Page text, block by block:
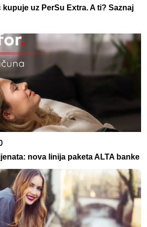
kupuje uz PerSu Extra. A ti? Saznaj
nova linija paketa ALTA banke